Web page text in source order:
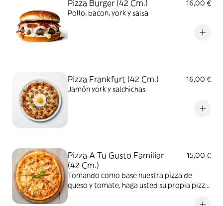
Pizza Burger (42 Cm.)
16,00 €
Pollo, bacon, york y salsa
Pizza Frankfurt (42 Cm.)
16,00 €
Jamón york y salchichas
Pizza A Tu Gusto Familiar
(42 Cm.)
15,00 €
Tomando como base nuestra pizza de
queso y tomate, haga usted su propia pizza